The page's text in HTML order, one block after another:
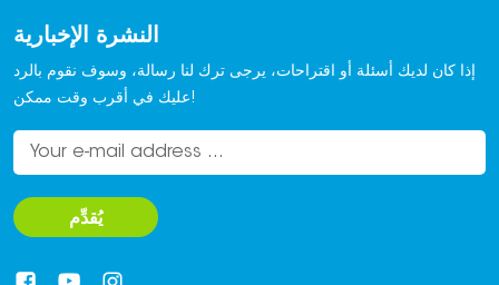
النشرة الإخبارية
إذا كان لديك أسئلة أو اقتراحات، يرجى ترك لنا رسالة، وسوف نقوم بالرد
عليك في أقرب وقت ممكن!
يُقدِّم